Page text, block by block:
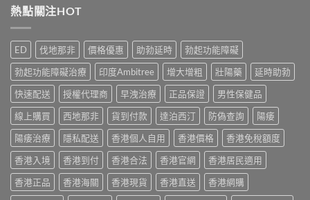
說
安
全
服
用
指
南〉
中
實
正
貨
購
買
指
南〉
中
價：
用
家
真
實
服
用
心
得
與
購
買
建
議〉
中
勁
幾
食
最
有
效？
2026
香
港
用
家
必
讀
用
法
用
熱點關注HOT
ED 伐地那非 價格優惠 助勃延時
勃起功能障礙
勃起功能障礙治療
印度Ambitree 增大增粗 壯陽藥
延時助勃
快速配送
授權代理商 早洩治療 正品保證
男性保健品
線上購買
西地那非 貨到付款 達泊西汀 防偽查詢
陽痿
陽痿治療
隱私配送 香港個人自用 香港價格
香港免稅額度
香港入境
香港到付 香港合法 香港官網
香港居民適用
香港正品
香港海關 香港現貨 香港直送
香港網購